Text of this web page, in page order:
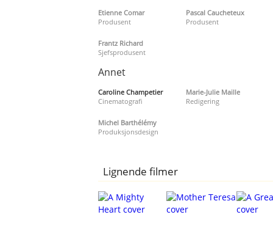
Etienne Comar
Produsent
Pascal Caucheteux
Produsent
Frantz Richard
Sjefsprodusent
Annet
Caroline Champetier
Cinematografi
Marie-Julie Maille
Redigering
Michel Barthélémy
Produksjonsdesign
Lignende filmer